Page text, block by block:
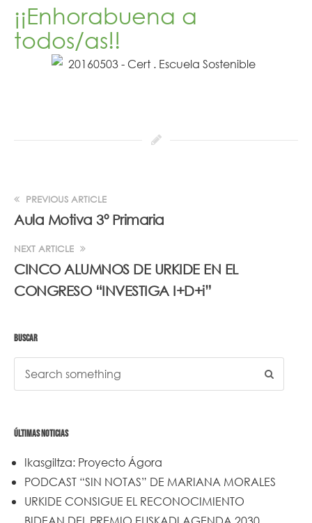
¡¡Enhorabuena a
todos/as!!
PREVIOUS ARTICLE
Aula Motiva 3º Primaria
NEXT ARTICLE
CINCO ALUMNOS DE URKIDE EN EL
CONGRESO “INVESTIGA I+D+i”
BUSCAR
ÚLTIMAS NOTICIAS
Ikasgiltza: Proyecto Ágora
PODCAST “SIN NOTAS” DE MARIANA MORALES
URKIDE CONSIGUE EL RECONOCIMIENTO